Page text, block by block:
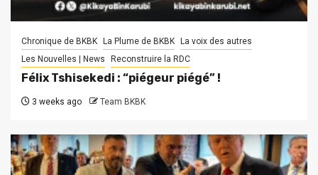
Chronique de BKBK La Plume de BKBK
La voix des autres
Les Nouvelles | News
Reconstruire la RDC
Félix Tshisekedi : “piégeur piégé” !
3 weeks ago Team BKBK